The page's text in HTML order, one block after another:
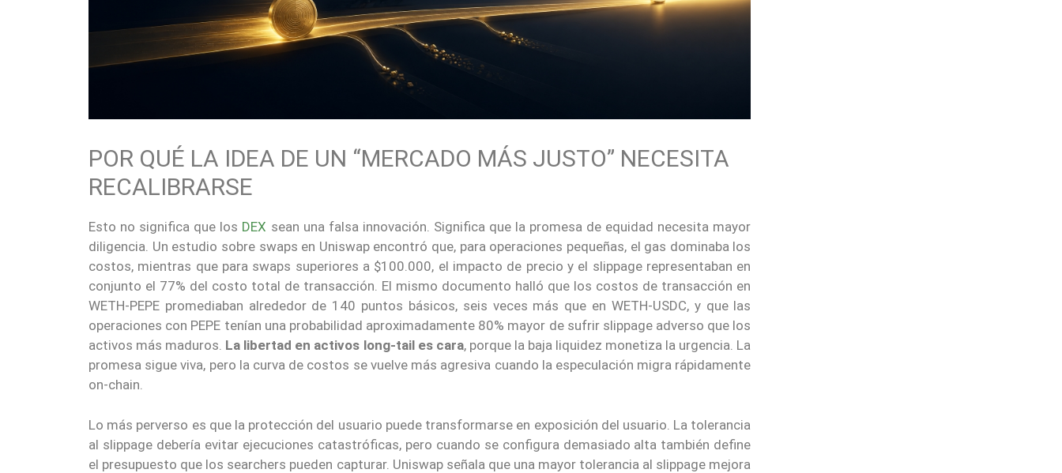
POR QUÉ LA IDEA DE UN “MERCADO MÁS JUSTO” NECESITA
RECALIBRARSE
Esto no significa que los DEX sean una falsa innovación. Significa que la promesa de equidad necesita mayor
diligencia. Un estudio sobre swaps en Uniswap encontró que, para operaciones pequeñas, el gas dominaba los
costos, mientras que para swaps superiores a $100.000, el impacto de precio y el slippage representaban en
conjunto el 77% del costo total de transacción. El mismo documento halló que los costos de transacción en
WETH-PEPE promediaban alrededor de 140 puntos básicos, seis veces más que en WETH-USDC, y que las
operaciones con PEPE tenían una probabilidad aproximadamente 80% mayor de sufrir slippage adverso que los
activos más maduros. La libertad en activos long-tail es cara, porque la baja liquidez monetiza la urgencia. La
promesa sigue viva, pero la curva de costos se vuelve más agresiva cuando la especulación migra rápidamente
on-chain.
Lo más perverso es que la protección del usuario puede transformarse en exposición del usuario. La tolerancia
al slippage debería evitar ejecuciones catastróficas, pero cuando se configura demasiado alta también define
el presupuesto que los searchers pueden capturar. Uniswap señala que una mayor tolerancia al slippage mejora